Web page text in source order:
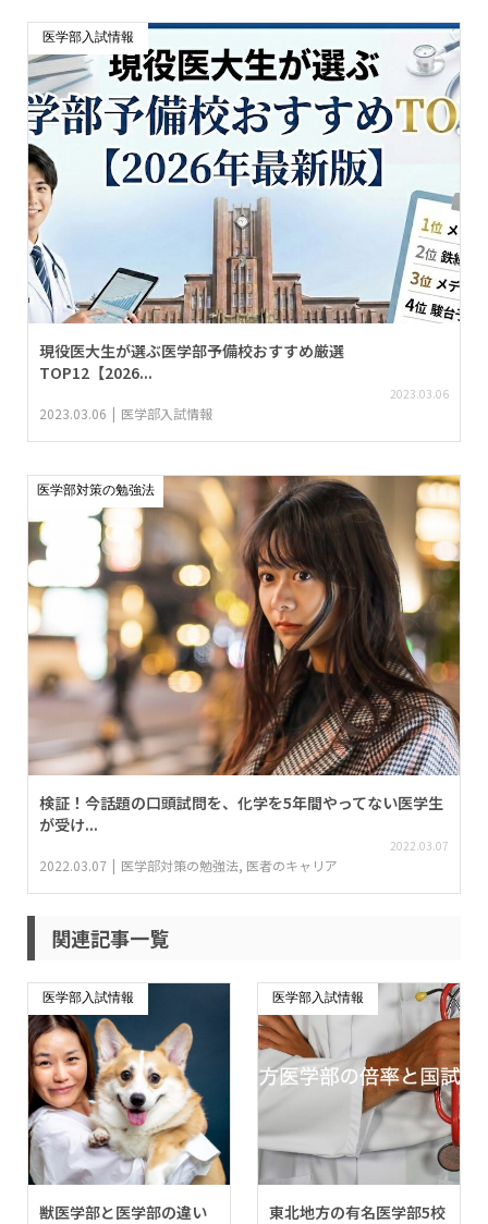
医学部入試情報
現役医大生が選ぶ医学部予備校おすすめ厳選
TOP12【2026...
2023.03.06
2023.03.06 医学部入試情報
医学部対策の勉強法
検証！今話題の口頭試問を、化学を5年間やってない医学生
が受け...
2022.03.07
2022.03.07 医学部対策の勉強法, 医者のキャリア
関連記事一覧
医学部入試情報
獣医学部と医学部の違い
医学部入試情報
東北地方の有名医学部5校